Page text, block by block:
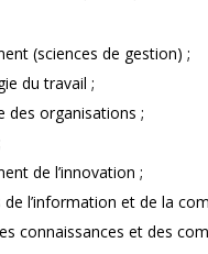
(sciences de gestion) ;
du travail ;
des organisations ;
de l’innovation ;
de l’information et de la
connaissances et des